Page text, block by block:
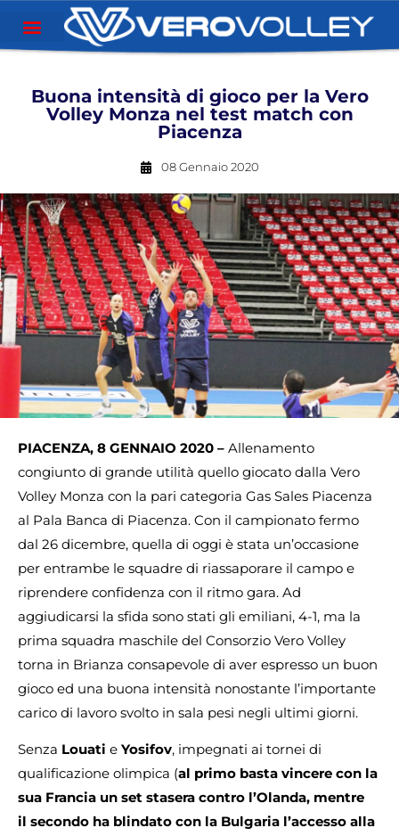
Buona intensità di gioco per la Vero
Volley Monza nel test match con
Piacenza
08 Gennaio 2020
PIACENZA, 8 GENNAIO 2020 – Allenamento
congiunto di grande utilità quello giocato dalla Vero
Volley Monza con la pari categoria Gas Sales Piacenza
al Pala Banca di Piacenza. Con il campionato fermo
dal 26 dicembre, quella di oggi è stata un’occasione
per entrambe le squadre di riassaporare il campo e
riprendere confidenza con il ritmo gara. Ad
aggiudicarsi la sfida sono stati gli emiliani, 4-1, ma la
prima squadra maschile del Consorzio Vero Volley
torna in Brianza consapevole di aver espresso un buon
gioco ed una buona intensità nonostante l’importante
carico di lavoro svolto in sala pesi negli ultimi giorni.
Senza Louati e Yosifov, impegnati ai tornei di
qualificazione olimpica (al primo basta vincere con la
sua Francia un set stasera contro l’Olanda, mentre
il secondo ha blindato con la Bulgaria l’accesso alla